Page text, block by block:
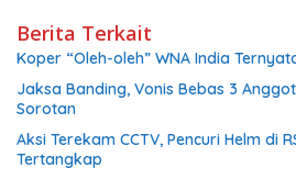
Berita Terkait
Koper “Oleh-oleh” WNA India
Jaksa Banding, Vonis Bebas 3
Sorotan
Aksi Terekam CCTV, Pencuri Helm di
Tertangkap